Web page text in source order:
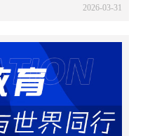
，将两会精神融入教育教学全
2026-03-31